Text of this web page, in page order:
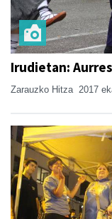
Irudietan:
Zarauzko Hitza 2017